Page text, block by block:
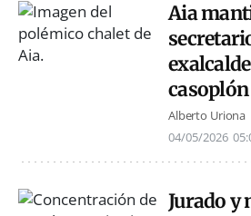
Aia
casoplón
Alberto Uriona
04/05/2026
Jurado y